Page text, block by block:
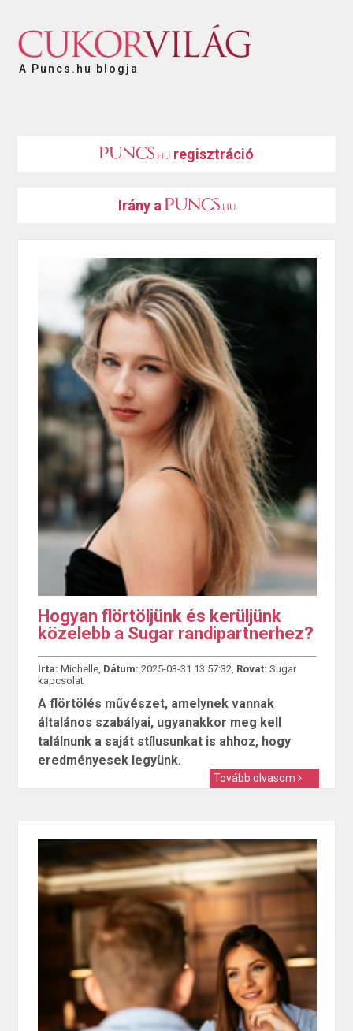
A Puncs.hu blogja
regisztráció
Irány a
Hogyan flörtöljünk és kerüljünk
közelebb a Sugar randipartnerhez?
Írta: Michelle, Dátum: 2025-03-31 13:57:32, Rovat: Sugar
kapcsolat
A flörtölés művészet, amelynek vannak
általános szabályai, ugyanakkor meg kell
találnunk a saját stílusunkat is ahhoz, hogy
eredményesek legyünk.
Tovább olvasom